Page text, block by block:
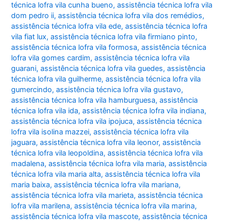
técnica lofra vila cunha bueno,assistência técnica lofra vila
dom pedro ii,assistência técnica lofra vila dos remédios,
assistência técnica lofra vila ede,assistência técnica lofra
vila fiat lux,assistência técnica lofra vila firmiano pinto,
assistência técnica lofra vila formosa,assistência técnica
lofra vila gomes cardim,assistência técnica lofra vila
guarani,assistência técnica lofra vila guedes,assistência
técnica lofra vila guilherme,assistência técnica lofra vila
gumercindo,assistência técnica lofra vila gustavo,
assistência técnica lofra vila hamburguesa,assistência
técnica lofra vila ida,assistência técnica lofra vila indiana,
assistência técnica lofra vila ipojuca,assistência técnica
lofra vila isolina mazzei,assistência técnica lofra vila
jaguara,assistência técnica lofra vila leonor,assistência
técnica lofra vila leopoldina,assistência técnica lofra vila
madalena,assistência técnica lofra vila maria,assistência
técnica lofra vila maria alta,assistência técnica lofra vila
maria baixa,assistência técnica lofra vila mariana,
assistência técnica lofra vila marieta,assistência técnica
lofra vila marilena,assistência técnica lofra vila marina,
assistência técnica lofra vila mascote,assistência técnica